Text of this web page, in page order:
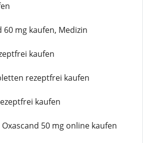
60 mg kaufen, Medizin
kaufen
rezeptfrei kaufen
kaufen
Oxascand 50 mg online kaufen